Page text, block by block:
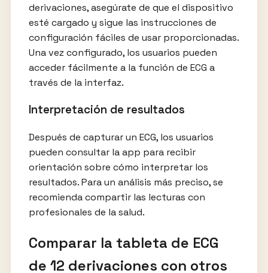
derivaciones, asegúrate de que el dispositivo
esté cargado y sigue las instrucciones de
configuración fáciles de usar proporcionadas.
Una vez configurado, los usuarios pueden
acceder fácilmente a la función de ECG a
través de la interfaz.
Interpretación de resultados
Después de capturar un ECG, los usuarios
pueden consultar la app para recibir
orientación sobre cómo interpretar los
resultados. Para un análisis más preciso, se
recomienda compartir las lecturas con
profesionales de la salud.
Comparar la tableta de ECG
de 12 derivaciones con otros